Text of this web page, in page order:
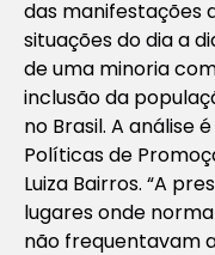
das manifestações
situações do dia a
de uma minoria
inclusão da
no Brasil. A análise
Políticas de
Luiza Bairros. “A
lugares onde
não frequentavam